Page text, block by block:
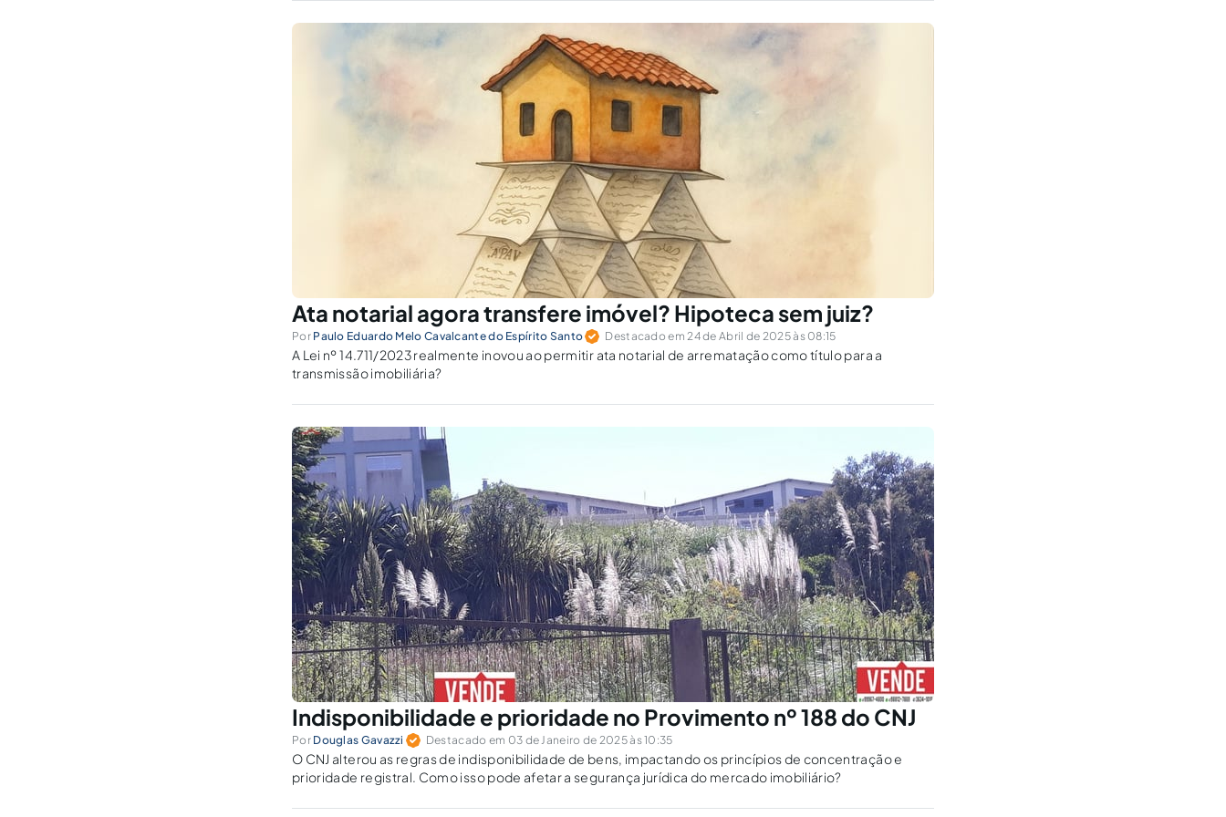
Ata notarial agora transfere imóvel? Hipoteca sem juiz?
Por Paulo Eduardo Melo Cavalcante do Espírito Santo Destacado em 24 de Abril de 2025 às 08:15
A Lei nº 14.711/2023 realmente inovou ao permitir ata notarial de arrematação como título para a
transmissão imobiliária?
Indisponibilidade e prioridade no Provimento nº 188 do CNJ
Por Douglas Gavazzi Destacado em 03 de Janeiro de 2025 às 10:35
O CNJ alterou as regras de indisponibilidade de bens, impactando os princípios de concentração e
prioridade registral. Como isso pode afetar a segurança jurídica do mercado imobiliário?